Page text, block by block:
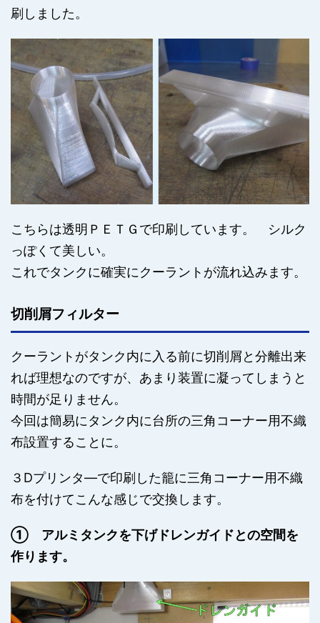
刷しました。
こちらは透明ＰＥＴＧで印刷しています。 シルク
っぽくて美しい。
これでタンクに確実にクーラントが流れ込みます。
切削屑フィルター
クーラントがタンク内に入る前に切削屑と分離出来
れば理想なのですが、あまり装置に凝ってしまうと
時間が足りません。
今回は簡易にタンク内に台所の三角コーナー用不織
布設置することに。
３Dプリンタ―で印刷した籠に三角コーナー用不織
布を付けてこんな感じで交換します。
① アルミタンクを下げドレンガイドとの空間を
作ります。